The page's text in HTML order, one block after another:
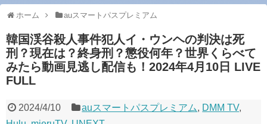
ホーム auスマートパスプレミアム
韓国渓谷殺人事件犯人イ・ウンヘの判決は死
刑？現在は？終身刑？懲役何年？世界くらべて
みたら動画見逃し配信も！2024年4月10日 LIVE
FULL
2024/4/10 auスマートパスプレミアム, DMM TV,